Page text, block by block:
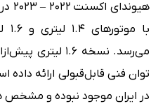
می‌رسد. نسخه ۱.۶
در ایران موجود نبوده و مشخص